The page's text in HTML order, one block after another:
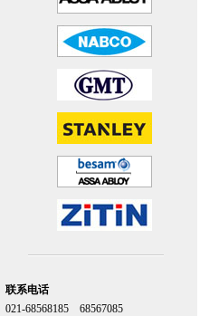
联系电话
021-68568185 68567085